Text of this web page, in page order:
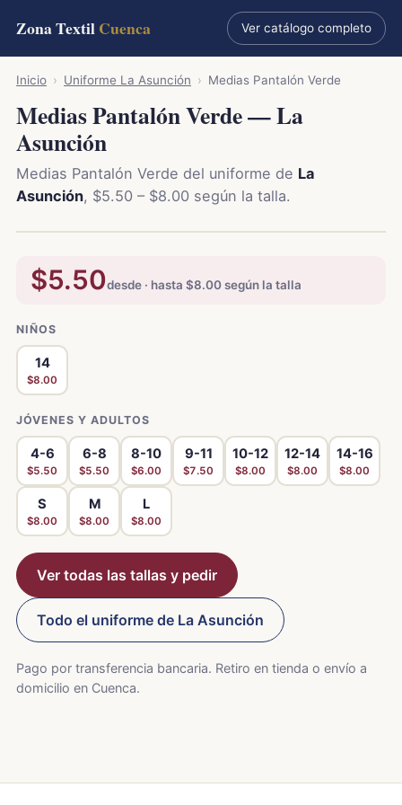
Zona TextilCuenca Ver catálogo completo
Inicio › Uniforme La Asunción › Medias Pantalón Verde
Medias Pantalón Verde — La
Asunción
Medias Pantalón Verde del uniforme de La
Asunción, $5.50 – $8.00 según la talla.
$5.50desde · hasta $8.00 según la talla
NIÑOS
14
$8.00
JÓVENES Y ADULTOS
4-6
$5.50
6-8
$5.50
8-10
$6.00
9-11
$7.50
10-12
$8.00
12-14
$8.00
14-16
$8.00
S
$8.00
M
$8.00
L
$8.00
Ver todas las tallas y pedir
Todo el uniforme de La Asunción
Pago por transferencia bancaria. Retiro en tienda o envío a
domicilio en Cuenca.